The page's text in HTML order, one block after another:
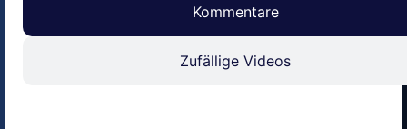
Kommentare
Zufällige Videos